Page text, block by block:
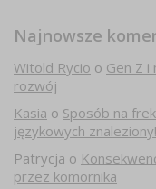
Najnowsze
Witold Rycio o Gen Z i
rozwój
Kasia o Sposób na
językowych znaleziony!
Patrycja o
przez komornika